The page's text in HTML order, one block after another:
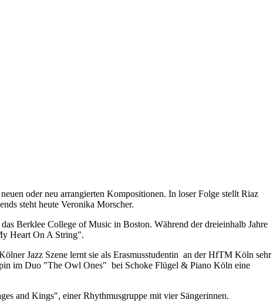
oder neu arrangierten Kompositionen. In loser Folge stellt Riaz
steht heute Veronika Morscher.
Berklee College of Music in Boston. Während der dreieinhalb Jahre
Heart On A String".
Jazz Szene lernt sie als Erasmusstudentin an der HfTM Köln sehr
im Duo "The Owl Ones" bei Schoke Flügel & Piano Köln eine
and Kings", einer Rhythmusgruppe mit vier Sängerinnen.